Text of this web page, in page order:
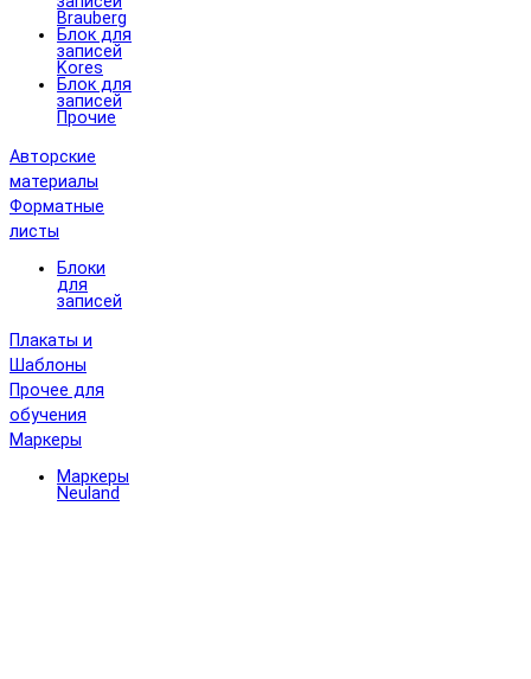
Brauberg
Блок для
записей
Kores
Блок для
записей
Прочие
Авторские
материалы
Форматные
листы
Блоки
для
записей
Плакаты и
Шаблоны
Прочее для
обучения
Маркеры
Маркеры
Neuland